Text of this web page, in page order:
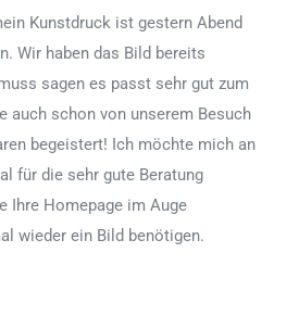
Kunstdruck ist gestern Abend
Wir haben das Bild bereits
sagen es passt sehr gut zum
auch schon von unserem Besuch
begeistert! Ich möchte mich an
für die sehr gute Beratung
Ihre Homepage im Auge
wieder ein Bild benötigen.